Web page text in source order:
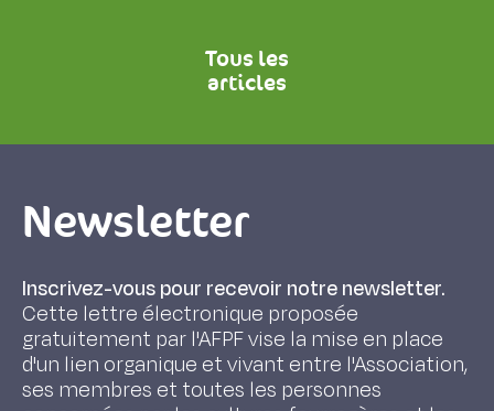
Tous les
articles
Newsletter
Inscrivez-vous pour recevoir notre newsletter.
Cette lettre électronique proposée
gratuitement par l'AFPF vise la mise en place
d'un lien organique et vivant entre l'Association,
ses membres et toutes les personnes